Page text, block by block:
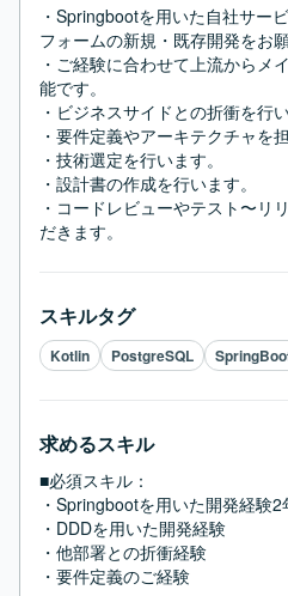
・Springbootを用いた自社サー
フォームの新規・既存開発をお
・ご経験に合わせて上流からメ
能です。
・ビジネスサイドとの折衝を行い
・要件定義やアーキテクチャを
・技術選定を行います。
・設計書の作成を行います。
・コードレビューやテスト〜リ
だきます。
スキルタグ
Kotlin PostgreSQL
求めるスキル
■必須スキル：
・Springbootを用いた開発経験2
・DDDを用いた開発経験
・他部署との折衝経験
・要件定義のご経験